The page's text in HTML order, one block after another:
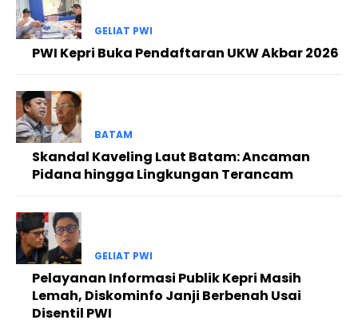
GELIAT PWI
PWI Kepri Buka Pendaftaran UKW Akbar 2026
BATAM
Skandal Kaveling Laut Batam: Ancaman
Pidana hingga Lingkungan Terancam
GELIAT PWI
Pelayanan Informasi Publik Kepri Masih
Lemah, Diskominfo Janji Berbenah Usai
Disentil PWI